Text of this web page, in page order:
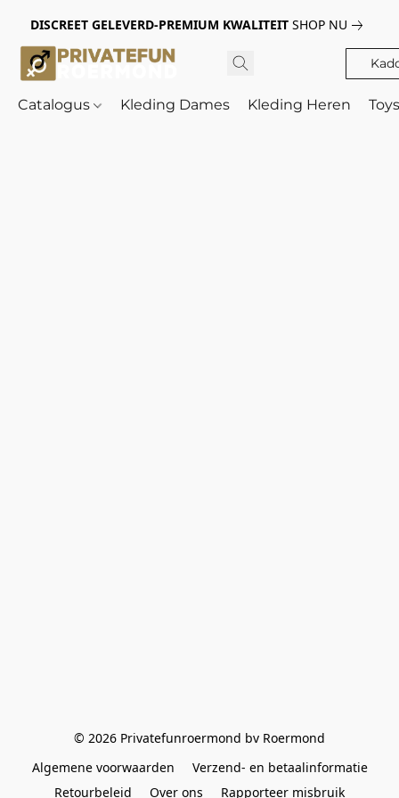
DISCREET GELEVERD-PREMIUM KWALITEIT SHOP NU
Catalogus Kleding Dames Kleding Heren
© 2026 Privatefunroermond bv Roermond
Algemene voorwaarden
Verzend- en betaalinformatie
Retourbeleid
Over ons Rapporteer misbruik